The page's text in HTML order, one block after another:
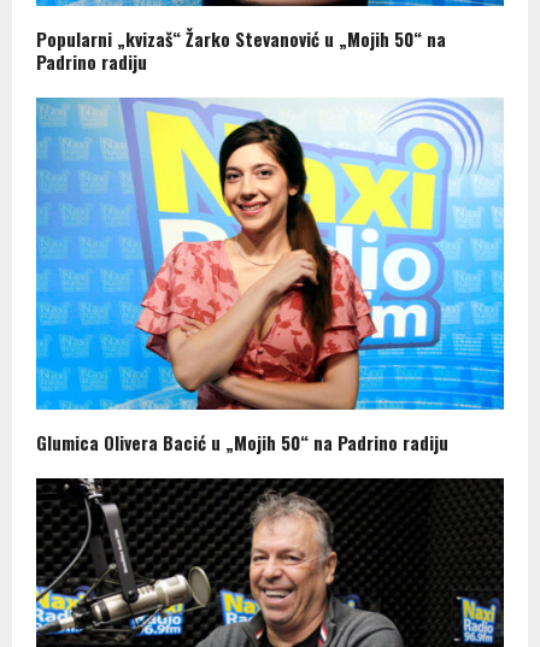
Popularni „kvizaš“ Žarko Stevanović u „Mojih 50“ na
Padrino radiju
Glumica Olivera Bacić u „Mojih 50“ na Padrino radiju